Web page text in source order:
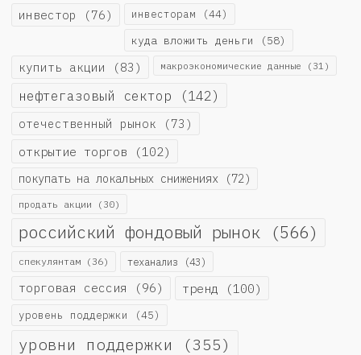
инвестор (76) инвесторам (44)
куда вложить деньги (58)
купить акции (83) макроэкономические данные (31)
нефтегазовый сектор (142)
отечественный рынок (73)
открытие торгов (102)
покупать на локальных снижениях (72)
продать акции (30)
российский фондовый рынок (566)
спекулянтам (36) теханализ (43)
торговая сессия (96) тренд (100)
уровень поддержки (45)
уровни поддержки (355)